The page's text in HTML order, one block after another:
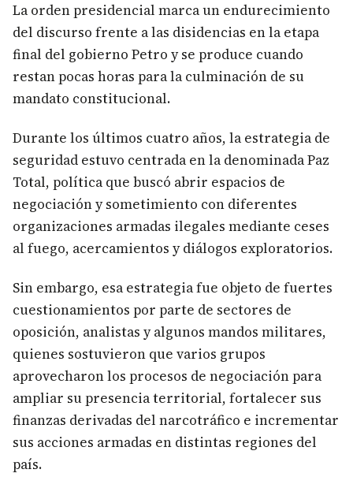
La orden presidencial marca un endurecimiento
del discurso frente a las disidencias en la etapa
final del gobierno Petro y se produce cuando
restan pocas horas para la culminación de su
mandato constitucional.
Durante los últimos cuatro años, la estrategia de
seguridad estuvo centrada en la denominada Paz
Total, política que buscó abrir espacios de
negociación y sometimiento con diferentes
organizaciones armadas ilegales mediante ceses
al fuego, acercamientos y diálogos exploratorios.
Sin embargo, esa estrategia fue objeto de fuertes
cuestionamientos por parte de sectores de
oposición, analistas y algunos mandos militares,
quienes sostuvieron que varios grupos
aprovecharon los procesos de negociación para
ampliar su presencia territorial, fortalecer sus
finanzas derivadas del narcotráfico e incrementar
sus acciones armadas en distintas regiones del
país.